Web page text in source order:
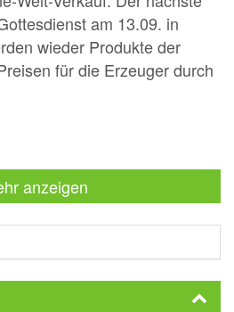
am 13.09. in
wieder Produkte der
für die Erzeuger durch
anzeigen